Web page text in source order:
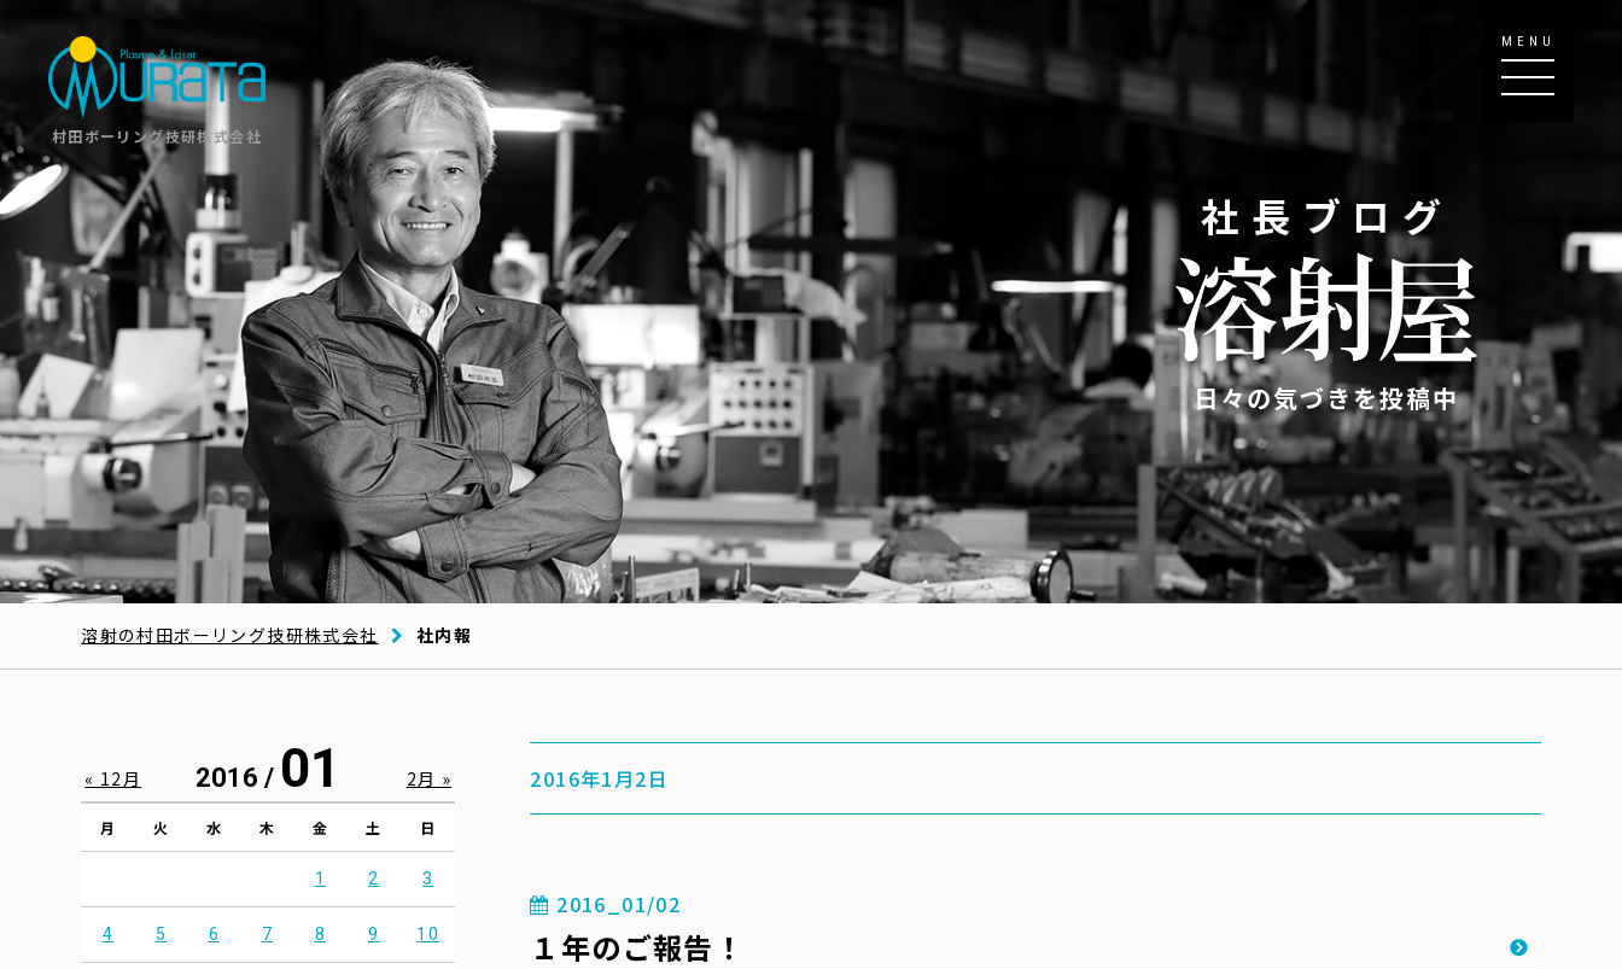
村田ボーリング技研株式会社
MENU
社長ブログ
日々の気づきを投稿中
溶射の村田ボーリング技研株式会社 社内報
2016年1月2日
2016_01/02
１年のご報告！
2016 / 01
月 火 水 木 金 土 日
1 2 3
4 5 6 7 8 9 10
« 12月 2月 »